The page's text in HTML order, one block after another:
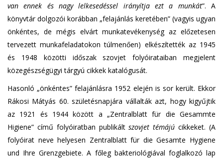
van ennek és nagy lelkesedéssel irányítja ezt a munkát”. A
könyvtár dolgozói korábban „felajánlás keretében” (vagyis ugyan
önkéntes, de mégis elvárt munkatevékenység az előzetesen
tervezett munkafeladatokon túlmenően) elkészítették az 1945
és 1948 közötti időszak szovjet folyóirataiban megjelent
közegészségügyi tárgyú cikkek katalógusát.
Hasonló „önkéntes” felajánlásra 1952 elején is sor került. Ekkor
Rákosi Mátyás 60. születésnapjára vállalták azt, hogy kigyűjtik
az 1921 és 1944 között a „Zentralblatt für die Gesammte
Higiene” című folyóiratban publikáltszovjet témájú cikkeket. (A
folyóirat neve helyesen Zentralblatt für die Gesamte Hygiene
und Ihre Grenzgebiete. A főleg bakteriológiával foglalkozó lap